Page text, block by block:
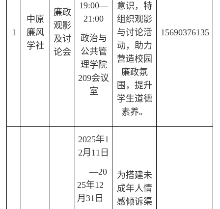
1
中原
廉风
学社
廉政
观影
及讨
论会
19:00—
21:00
政治与
公共管
理学院
209会议
室
意识，特
组织观影
与讨论活
动，助力
营造校园
廉政氛
围，提升
学生道德
素养。
15690376135
2025年1
2月11日
—20
25年12
月31日
为搭建未
成年人情
感倾诉渠